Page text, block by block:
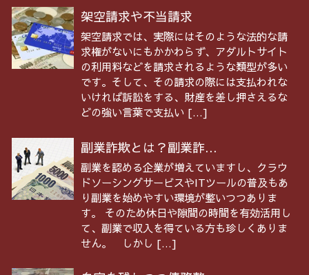
架空請求や不当請求
架空請求では、実際にはそのような法的な請
求権がないにもかかわらず、アダルトサイト
の利用料などを請求されるような類型が多い
です。そして、その請求の際には支払われな
いければ訴訟をする、財産を差し押さえるな
どの強い言葉で支払い […]
副業詐欺とは？副業詐...
副業を認める企業が増えていますし、クラウ
ドソーシングサービスやITツールの普及もあ
り副業を始めやすい環境が整いつつありま
す。 そのため休日や隙間の時間を有効活用し
て、副業で収入を得ている方も珍しくありま
せん。 しかし […]